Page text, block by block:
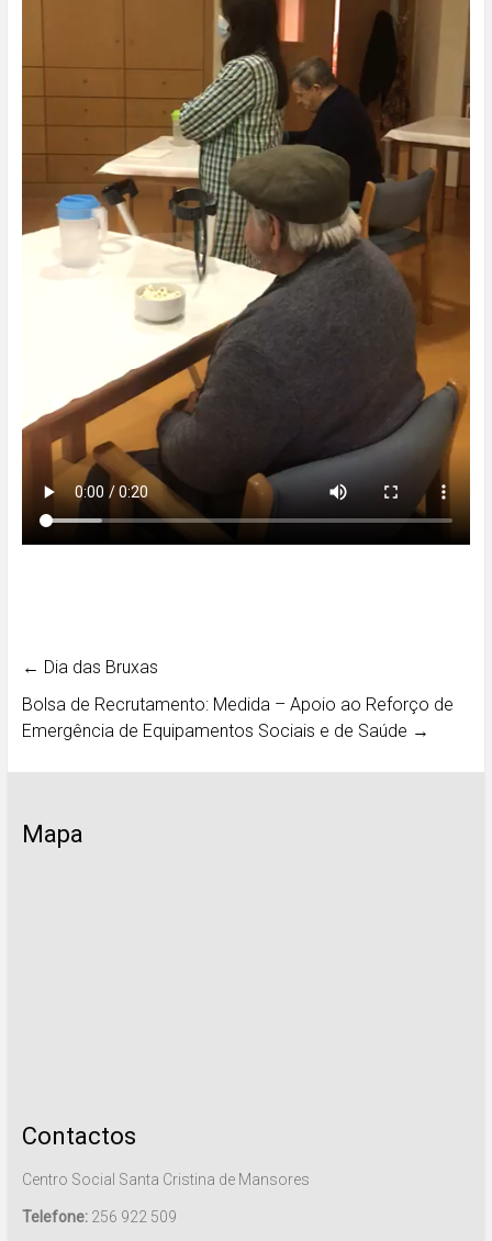
← Dia das Bruxas
Bolsa de Recrutamento: Medida – Apoio ao Reforço de
Emergência de Equipamentos Sociais e de Saúde →
Mapa
Contactos
Centro Social Santa Cristina de Mansores
Telefone:256 922 509